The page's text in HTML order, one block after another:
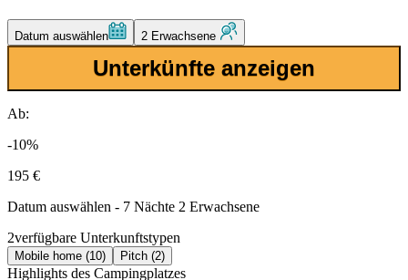
Datum auswählen 2 Erwachsene
Unterkünfte anzeigen
Ab:
-10%
195 €
Datum auswählen - 7 Nächte 2 Erwachsene
2verfügbare Unterkunftstypen
Mobile home (10) Pitch (2)
Highlights des Campingplatzes